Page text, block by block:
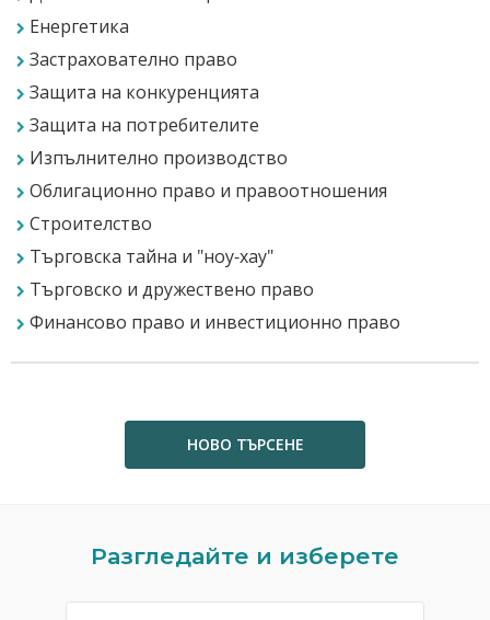
Енергетика
Застрахователно право
Защита на конкуренцията
Защита на потребителите
Изпълнително производство
Облигационно право и правоотношения
Строителство
Търговска тайна и "ноу-хау"
Търговско и дружествено право
Финансово право и инвестиционно право
НОВО ТЪРСЕНЕ
Разгледайте и изберете